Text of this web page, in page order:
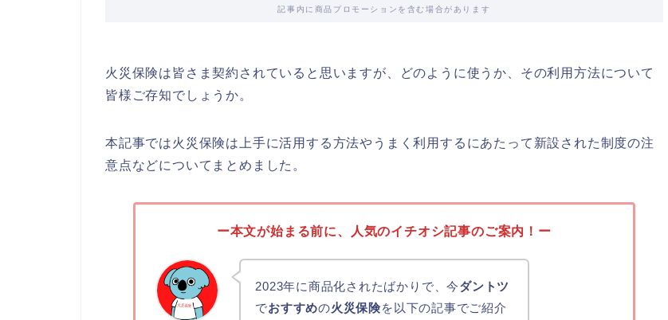
記事内に商品プロモーションを含む場合があります
火災保険は皆さま契約されていると思いますが、どのように使うか、その利用方法について
皆様ご存知でしょうか。
本記事では火災保険は上手に活用する方法やうまく利用するにあたって新設された制度の注
意点などについてまとめました。
ー本文が始まる前に、人気のイチオシ記事のご案内！ー
2023年に商品化されたばかりで、今ダントツ
でおすすめの火災保険を以下の記事でご紹介